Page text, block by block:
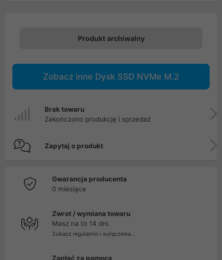
Produkt archiwalny
Zobacz inne Dysk SSD NVMe M.2
Brak towaru
Zakończono produkcję i sprzedaż
Zapytaj o produkt
Gwarancja producenta
0 miesiące
Zwrot / wymiana towaru
Masz na to 14 dni.
Zobacz regulamin i wyłączenia...
Zapłać za pomocą